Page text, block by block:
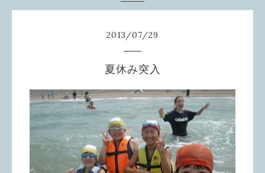
2013/07/29
夏休み突入